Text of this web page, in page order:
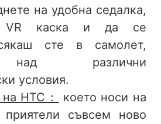
на удобна седалка,
VR каска и да се
сте в самолет,
над различни
условия.
HTC：
което носи на
съвсем ново